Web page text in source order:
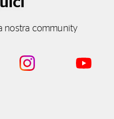
nostra community